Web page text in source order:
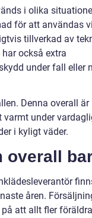
i olika
för att användas
tillverkad av
också extra
under fall eller
Denna overall är
under
i kyligt väder.
overall
åren.
att allt fler